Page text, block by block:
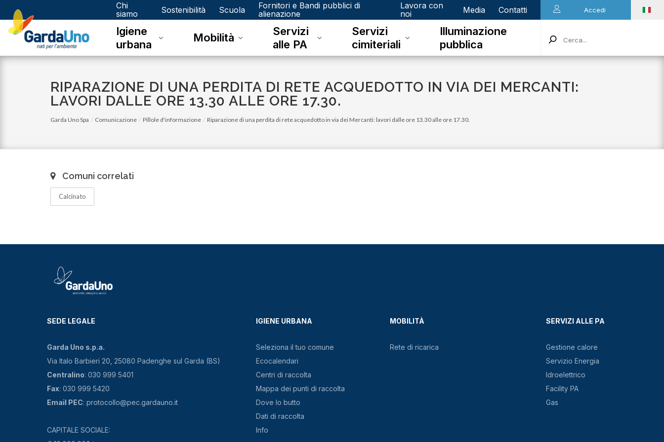
Gardauno
Spa
Chi
siamo
Sostenibilità Scuola
Fornitori e Bandi pubblici di
alienazione
Lavora con
noi
Media Contatti Accedi
Igiene
urbana
Mobilità
Servizi
alle PA
Servizi
cimiteriali
Illuminazione
pubblica
RIPARAZIONE DI UNA PERDITA DI RETE ACQUEDOTTO IN VIA DEI MERCANTI:
LAVORI DALLE ORE 13.30 ALLE ORE 17.30.
Garda Uno Spa Comunicazione Pillole d'informazione Riparazione di una perdita di rete acquedotto in via dei Mercanti: lavori dalle ore 13.30 alle ore 17.30.
Comuni correlati
Calcinato
SEDE LEGALE
Garda Uno s.p.a.
Via Italo Barbieri 20, 25080 Padenghe sul Garda (BS)
Centralino: 030 999 5401
Fax: 030 999 5420
Email PEC: protocollo@pec.gardauno.it
CAPITALE SOCIALE:
IGIENE URBANA
Seleziona il tuo comune
Ecocalendari
Centri di raccolta
Mappa dei punti di raccolta
Dove lo butto
Dati di raccolta
Info
MOBILITÀ
Rete di ricarica
SERVIZI ALLE PA
Gestione calore
Servizio Energia
Idroelettrico
Facility PA
Gas